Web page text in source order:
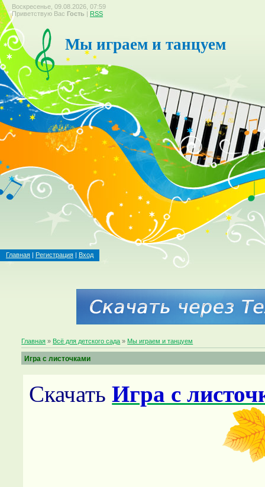
Воскресенье, 09.08.2026, 07:59
Приветствую Вас Гость | RSS
Мы играем и танцуем
Главная | Регистрация | Вход
Главная » Всё для детского сада » Мы играем и танцуем
Игра с листочками
СкачатьИгра с